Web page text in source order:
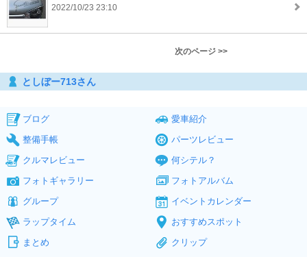
2022/10/23 23:10
次のページ >>
としぼー713さん
ブログ
愛車紹介
整備手帳
パーツレビュー
クルマレビュー
何シテル？
フォトギャラリー
フォトアルバム
グループ
イベントカレンダー
ラップタイム
おすすめスポット
まとめ
クリップ